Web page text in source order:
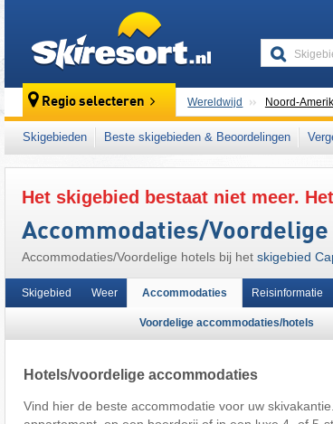
Regio selecteren Wereldwijd Noord-
Dit skigebied ligt ook in:
Skigebieden Beste skigebieden & Beoordelingen
Het skigebied bestaat niet meer.
Accommodaties/
Accommodaties/Voordelige hotels bij het skigebied
Skigebied Weer Accommodaties
Voordelige accommodaties/hotels
Reisinformatie
Hotels/voordelige accommodaties
Vind hier de beste accommodatie voor uw